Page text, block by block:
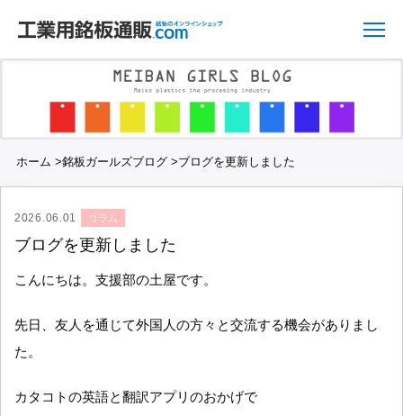
ホーム >銘板ガールズブログ>ブログを更新しました
2026.06.01 コラム
ブログを更新しました
こんにちは。支援部の土屋です。
先日、友人を通じて外国人の方々と交流する機会がありまし
た。
カタコトの英語と翻訳アプリのおかげで